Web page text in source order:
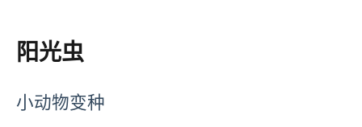
阳光虫
小动物变种